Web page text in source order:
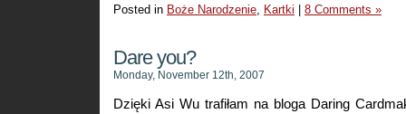
Posted in Boże Narodzenie, Kartki 8 Comments »
Dare you?
Monday, November 12th, 2007
Dzięki Asi Wu trafiłam na bloga Daring